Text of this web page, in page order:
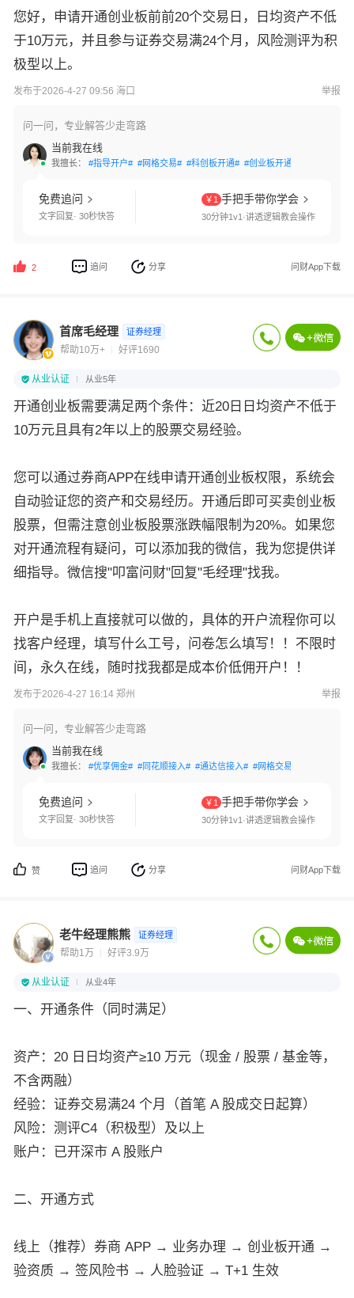
您好， 申请开通创业板前前20个交易日，日均资产不低
于10万元，并且参与证券交易满24个月，风险测评为积
极型以上。
发布于2026-4-27 09:56 海口 举报
问一问，专业解答少走弯路
当前我在线
我擅长： #指导开户# #网格交易# #科创板开通# #创业板开通#
免费追问
文字回复· 30秒快答
￥1 手把手带你学会
30分钟1v1·讲透逻辑教会操作
2 追问 分享 问财App下载
首席毛经理 证券经理
帮助10万+ 好评1690
从业认证 从业5年
开通创业板需要满足两个条件：近20日日均资产不低于
10万元且具有2年以上的股票交易经验。
您可以通过券商APP在线申请开通创业板权限，系统会
自动验证您的资产和交易经历。开通后即可买卖创业板
股票，但需注意创业板股票涨跌幅限制为20%。如果您
对开通流程有疑问，可以添加我的微信，我为您提供详
细指导。微信搜"叩富问财"回复"毛经理"找我。
开户是手机上直接就可以做的，具体的开户流程你可以
找客户经理，填写什么工号，问卷怎么填写！！不限时
间，永久在线，随时找我都是成本价低佣开户！！
发布于2026-4-27 16:14 郑州 举报
问一问，专业解答少走弯路
当前我在线
我擅长： #优享佣金# #同花顺接入# #通达信接入# #网格交易#
免费追问
文字回复· 30秒快答
￥1 手把手带你学会
30分钟1v1·讲透逻辑教会操作
赞 追问 分享 问财App下载
老牛经理熊熊 证券经理
帮助1万 好评3.9万
从业认证 从业4年
一、开通条件（同时满足）
资产：20 日日均资产≥10 万元（现金 / 股票 / 基金等，
不含两融）
经验：证券交易满24 个月（首笔 A 股成交日起算）
风险：测评C4（积极型）及以上
账户：已开深市 A 股账户
二、开通方式
线上（推荐）券商 APP → 业务办理 → 创业板开通 →
验资质 → 签风险书 → 人脸验证 → T+1 生效